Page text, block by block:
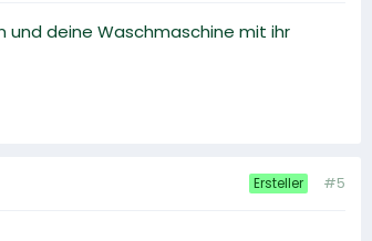
und deine Waschmaschine mit ihr
Ersteller #5